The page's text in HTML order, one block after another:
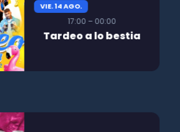
VIE. 14 AGO.
17:00 – 00:00
Tardeo a lo bestia